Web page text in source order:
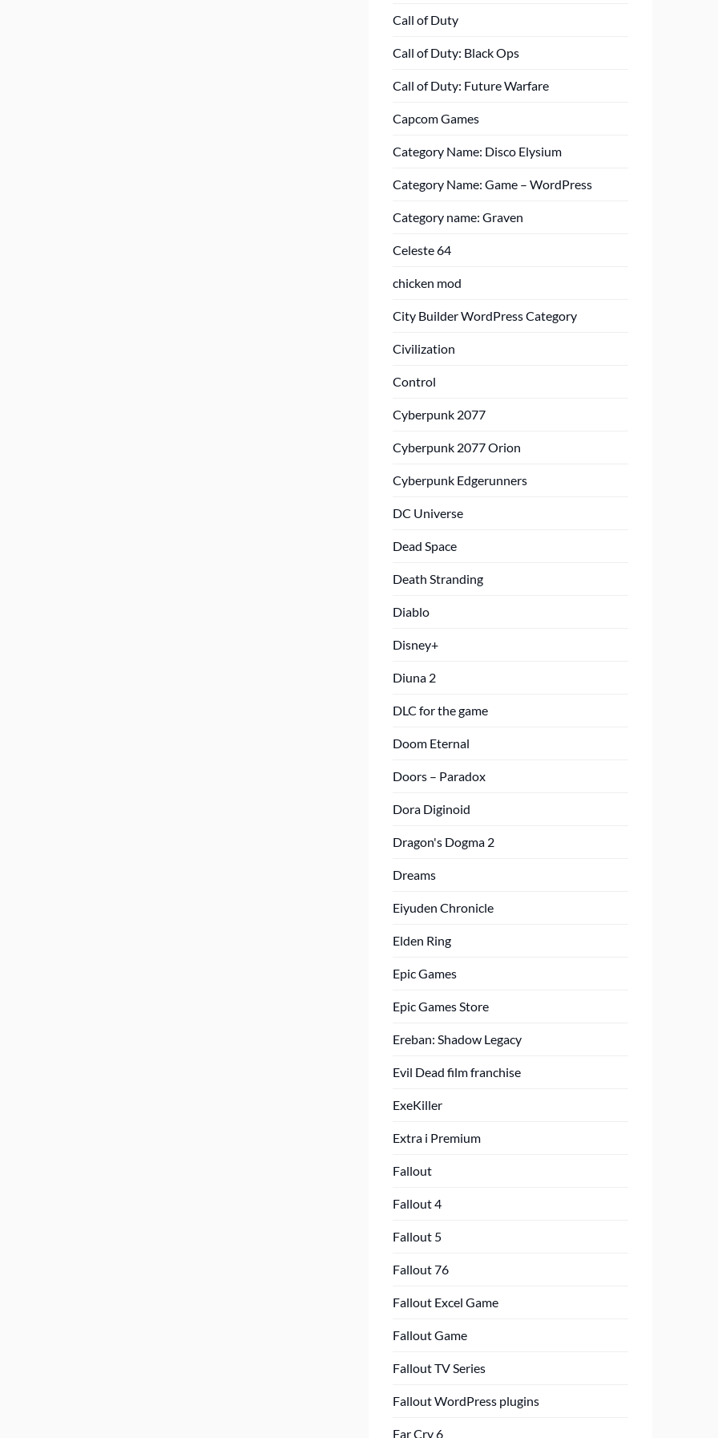
Call of Duty
Call of Duty: Black Ops
Call of Duty: Future Warfare
Capcom Games
Category Name: Disco Elysium
Category Name: Game – WordPress
Category name: Graven
Celeste 64
chicken mod
City Builder WordPress Category
Civilization
Control
Cyberpunk 2077
Cyberpunk 2077 Orion
Cyberpunk Edgerunners
DC Universe
Dead Space
Death Stranding
Diablo
Disney+
Diuna 2
DLC for the game
Doom Eternal
Doors – Paradox
Dora Diginoid
Dragon's Dogma 2
Dreams
Eiyuden Chronicle
Elden Ring
Epic Games
Epic Games Store
Ereban: Shadow Legacy
Evil Dead film franchise
ExeKiller
Extra i Premium
Fallout
Fallout 4
Fallout 5
Fallout 76
Fallout Excel Game
Fallout Game
Fallout TV Series
Fallout WordPress plugins
Far Cry 6